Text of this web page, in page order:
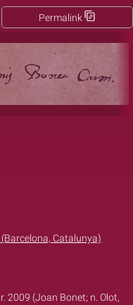
Permalink
Catalunya)
2009 (Joan Bonet; n. Olot,